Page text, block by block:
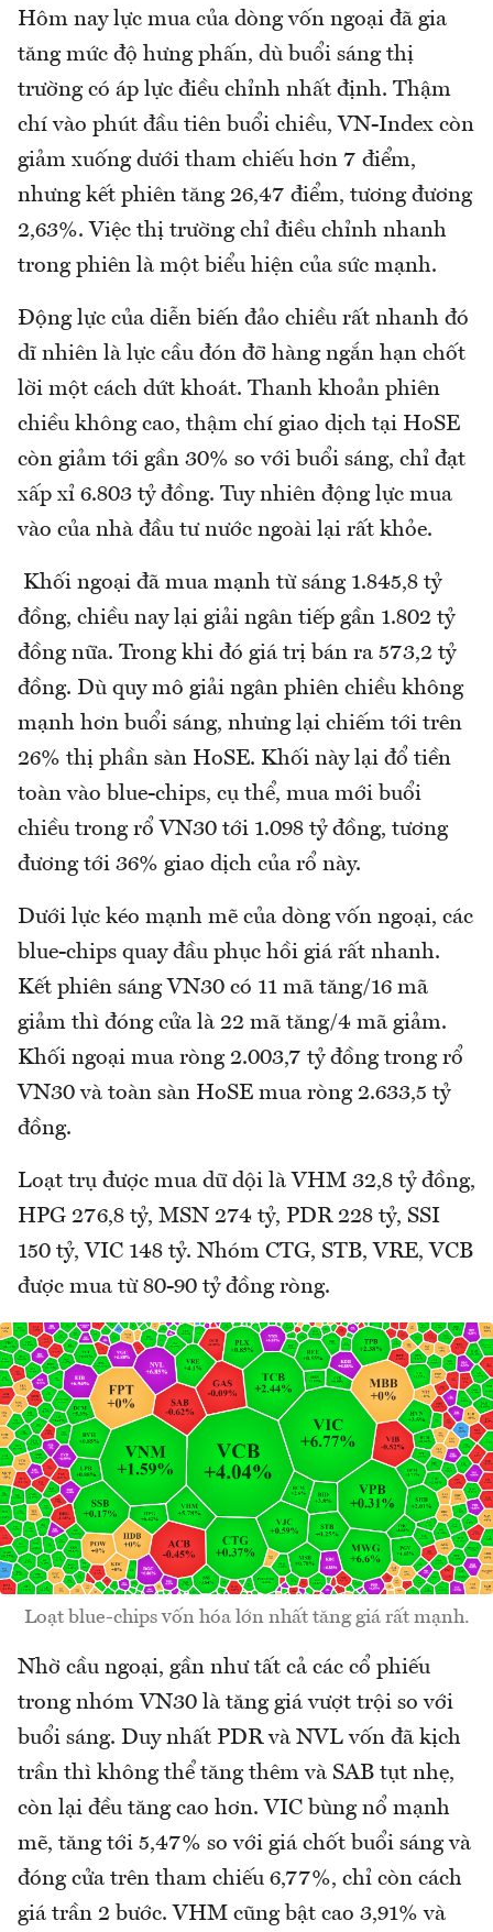
Hôm nay lực mua của dòng vốn ngoại đã gia
tăng mức độ hưng phấn, dù buổi sáng thị
trường có áp lực điều chỉnh nhất định. Thậm
chí vào phút đầu tiên buổi chiều, VN-Index còn
giảm xuống dưới tham chiếu hơn 7 điểm,
nhưng kết phiên tăng 26,47 điểm, tương đương
2,63%. Việc thị trường chỉ điều chỉnh nhanh
trong phiên là một biểu hiện của sức mạnh.
Động lực của diễn biến đảo chiều rất nhanh đó
dĩ nhiên là lực cầu đón đỡ hàng ngắn hạn chốt
lời một cách dứt khoát. Thanh khoản phiên
chiều không cao, thậm chí giao dịch tại HoSE
còn giảm tới gần 30% so với buổi sáng, chỉ đạt
xấp xỉ 6.803 tỷ đồng. Tuy nhiên động lực mua
vào của nhà đầu tư nước ngoài lại rất khỏe.
Khối ngoại đã mua mạnh từ sáng 1.845,8 tỷ
đồng, chiều nay lại giải ngân tiếp gần 1.802 tỷ
đồng nữa. Trong khi đó giá trị bán ra 573,2 tỷ
đồng. Dù quy mô giải ngân phiên chiều không
mạnh hơn buổi sáng, nhưng lại chiếm tới trên
26% thị phần sàn HoSE. Khối này lại đổ tiền
toàn vào blue-chips, cụ thể, mua mới buổi
chiều trong rổ VN30 tới 1.098 tỷ đồng, tương
đương tới 36% giao dịch của rổ này.
Dưới lực kéo mạnh mẽ của dòng vốn ngoại, các
blue-chips quay đầu phục hồi giá rất nhanh.
Kết phiên sáng VN30 có 11 mã tăng/16 mã
giảm thì đóng cửa là 22 mã tăng/4 mã giảm.
Khối ngoại mua ròng 2.003,7 tỷ đồng trong rổ
VN30 và toàn sàn HoSE mua ròng 2.633,5 tỷ
đồng.
Loạt trụ được mua dữ dội là VHM 32,8 tỷ đồng,
HPG 276,8 tỷ, MSN 274 tỷ, PDR 228 tỷ, SSI
150 tỷ, VIC 148 tỷ. Nhóm CTG, STB, VRE, VCB
được mua từ 80-90 tỷ đồng ròng.
Loạt blue-chips vốn hóa lớn nhất tăng giá rất mạnh.
Nhờ cầu ngoại, gần như tất cả các cổ phiếu
trong nhóm VN30 là tăng giá vượt trội so với
buổi sáng. Duy nhất PDR và NVL vốn đã kịch
trần thì không thể tăng thêm và SAB tụt nhẹ,
còn lại đều tăng cao hơn. VIC bùng nổ mạnh
mẽ, tăng tới 5,47% so với giá chốt buổi sáng và
đóng cửa trên tham chiếu 6,77%, chỉ còn cách
giá trần 2 bước. VHM cũng bật cao 3,91% và